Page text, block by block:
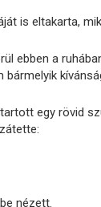
is eltakarta,
ebben a
bármelyik
egy rövid
nézett.